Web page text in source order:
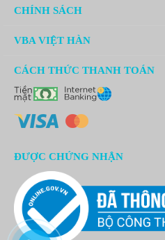
CHÍNH SÁCH
VBA VIỆT HÀN
CÁCH THỨC THANH TOÁN
ĐƯỢC CHỨNG NHẬN